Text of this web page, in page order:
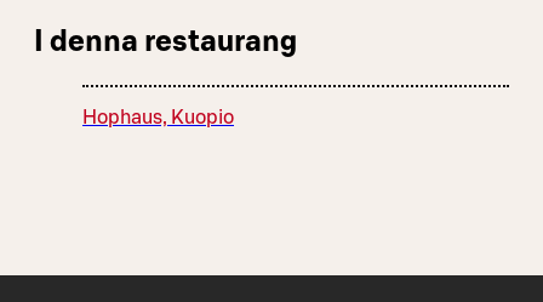
I denna restaurang
Hophaus, Kuopio